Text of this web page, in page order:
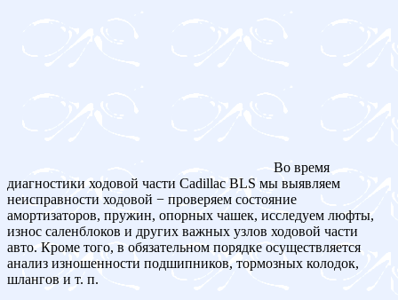
Во время
диагностики ходовой части Cadillac BLS мы выявляем
неисправности ходовой − проверяем состояние
амортизаторов, пружин, опорных чашек, исследуем люфты,
износ саленблоков и других важных узлов ходовой части
авто. Кроме того, в обязательном порядке осуществляется
анализ изношенности подшипников, тормозных колодок,
шлангов и т. п.